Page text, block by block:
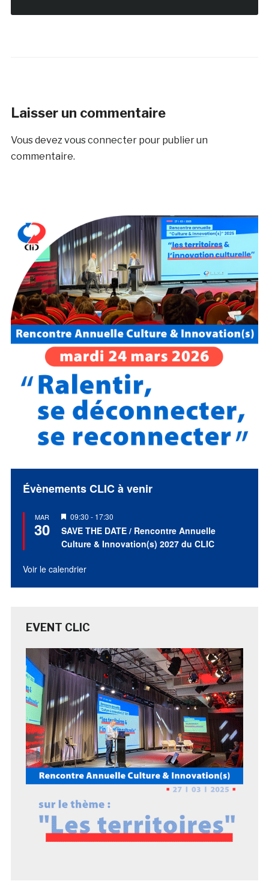
Laisser un commentaire
Vous devez vous connecterpour publier un
commentaire.
Évènements CLIC à venir
MAR
30
Mis
en
avant
09:30 - 17:30
SAVE THE DATE / Rencontre Annuelle
Culture & Innovation(s) 2027 du CLIC
Voir le calendrier
EVENT CLIC